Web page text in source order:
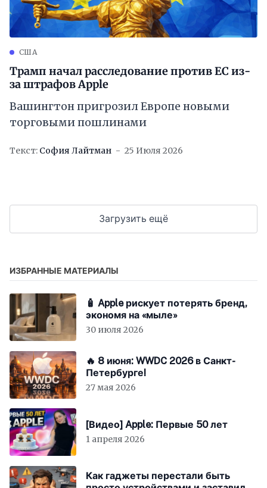
США
Трамп начал расследование против ЕС из-
за штрафов Apple
Вашингтон пригрозил Европе новыми
торговыми пошлинами
Текст: София Лайтман 25 Июля 2026
Загрузить ещё
ИЗБРАННЫЕ МАТЕРИАЛЫ
🧴 Apple рискует потерять бренд,
экономя на «мыле»
30 июля 2026
🔥 8 июня: WWDC 2026 в Санкт-
Петербурге!
27 мая 2026
[Видео] Apple: Первые 50 лет
1 апреля 2026
Как гаджеты перестали быть